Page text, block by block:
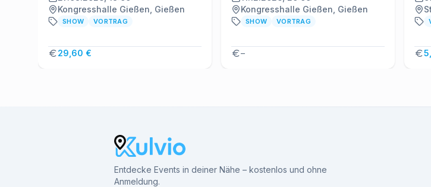
Kongresshalle Gießen, Gießen
SHOW VORTRAG
29,60 €
Kongresshalle Gießen, Gießen
SHOW VORTRAG
–
Entdecke Events in deiner Nähe – kostenlos und ohne
Anmeldung.